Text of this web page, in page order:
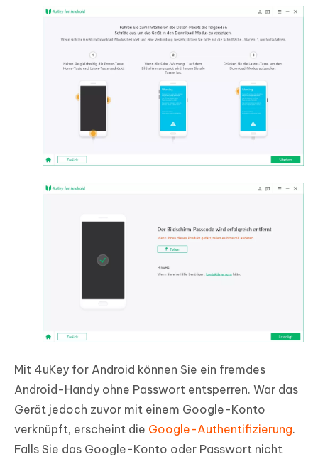
Mit 4uKey for Android können Sie ein fremdes
Android-Handy ohne Passwort entsperren. War das
Gerät jedoch zuvor mit einem Google-Konto
verknüpft, erscheint die Google-Authentifizierung.
Falls Sie das Google-Konto oder Passwort nicht